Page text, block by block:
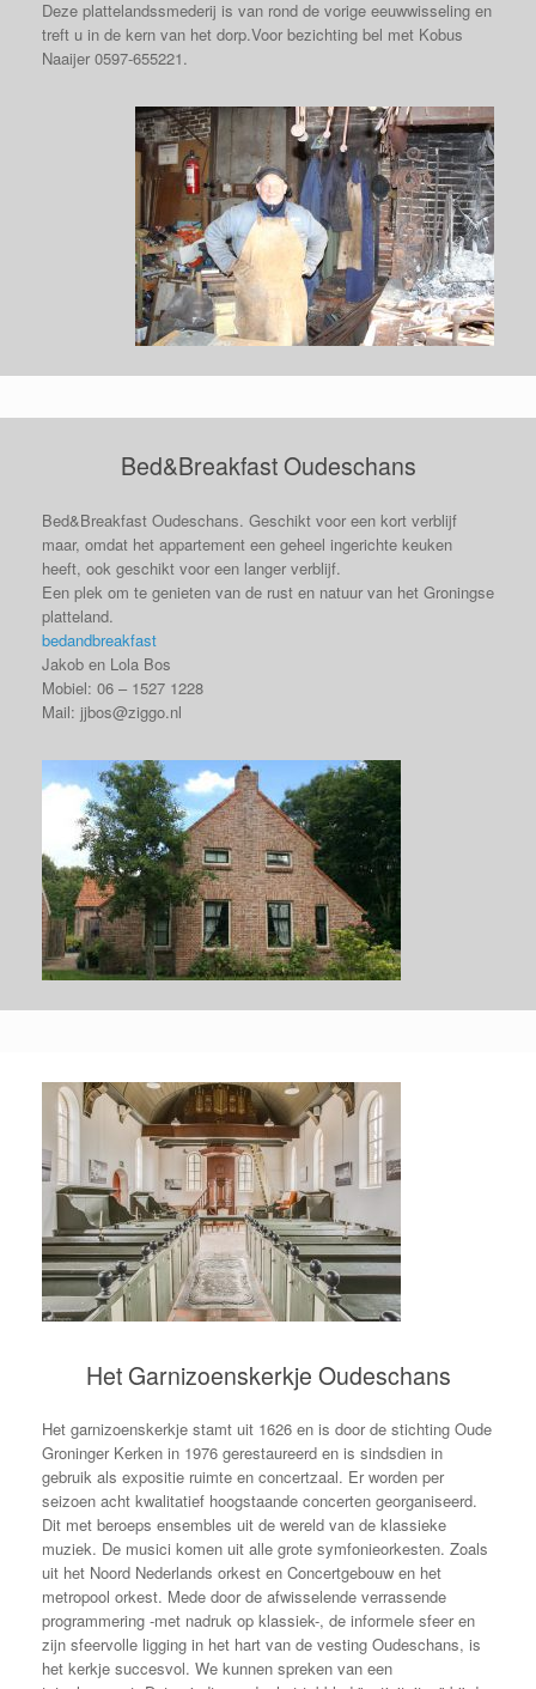
Deze plattelandssmederij is van rond de vorige eeuwwisseling en
treft u in de kern van het dorp.Voor bezichting bel met Kobus
Naaijer 0597-655221.
Bed&Breakfast Oudeschans
Bed&Breakfast Oudeschans. Geschikt voor een kort verblijf
maar, omdat het appartement een geheel ingerichte keuken
heeft, ook geschikt voor een langer verblijf.
Een plek om te genieten van de rust en natuur van het Groningse
platteland.
bedandbreakfast
Jakob en Lola Bos
Mobiel: 06 – 1527 1228
Mail: jjbos@ziggo.nl
Het Garnizoenskerkje Oudeschans
Het garnizoenskerkje stamt uit 1626 en is door de stichting Oude
Groninger Kerken in 1976 gerestaureerd en is sindsdien in
gebruik als expositie ruimte en concertzaal. Er worden per
seizoen acht kwalitatief hoogstaande concerten georganiseerd.
Dit met beroeps ensembles uit de wereld van de klassieke
muziek. De musici komen uit alle grote symfonieorkesten. Zoals
uit het Noord Nederlands orkest en Concertgebouw en het
metropool orkest. Mede door de afwisselende verrassende
programmering -met nadruk op klassiek-, de informele sfeer en
zijn sfeervolle ligging in het hart van de vesting Oudeschans, is
het kerkje succesvol. We kunnen spreken van een